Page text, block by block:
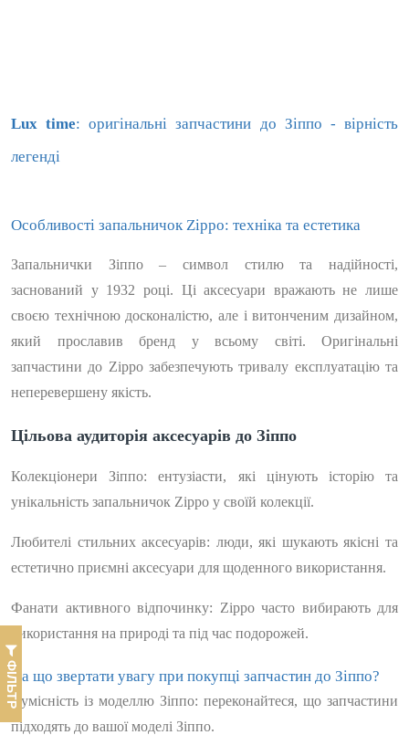
ФІЛЬТР
Lux time: оригінальні запчастини до Зіппо - вірність
легенді
Особливості запальничок Zippo: техніка та естетика
Запальнички Зіппо – символ стилю та надійності,
заснований у 1932 році. Ці аксесуари вражають не лише
своєю технічною досконалістю, але і витонченим дизайном,
який прославив бренд у всьому світі. Оригінальні
запчастини до Zippo забезпечують тривалу експлуатацію та
неперевершену якість.
Цільова аудиторія аксесуарів до Зіппо
Колекціонери Зіппо: ентузіасти, які цінують історію та
унікальність запальничок Zippo у своїй колекції.
Любителі стильних аксесуарів: люди, які шукають якісні та
естетично приємні аксесуари для щоденного використання.
Фанати активного відпочинку: Zippo часто вибирають для
використання на природі та під час подорожей.
На що звертати увагу при покупці запчастин до Зіппо?
Сумісність із моделлю Зіппо: переконайтеся, що запчастини
підходять до вашої моделі Зіппо.